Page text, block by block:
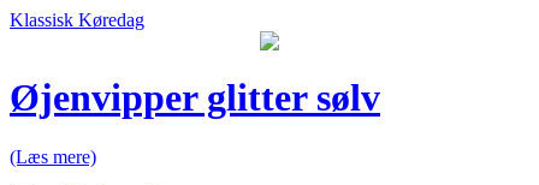
Klassisk Køredag
Øjenvipper glitter sølv
(Læs mere)